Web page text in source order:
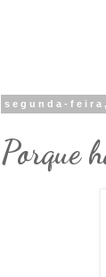
segunda-
Porque